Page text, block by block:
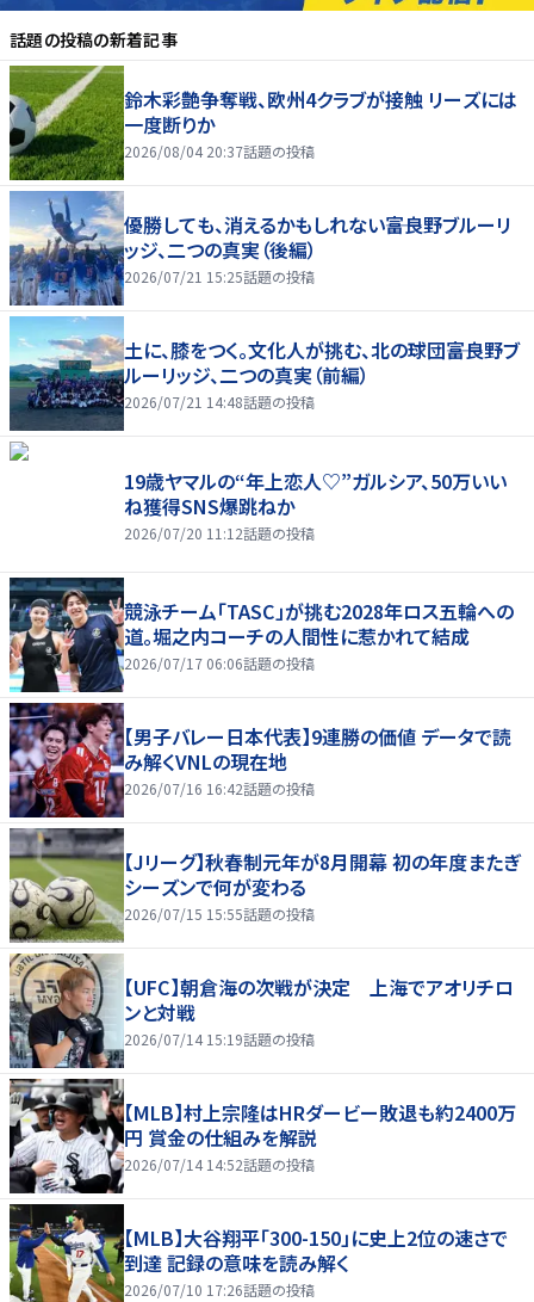
話題の投稿の新着記事
鈴木彩艶争奪戦、欧州4クラブが接触 リーズには
一度断りか
2026/08/04 20:37話題の投稿
優勝しても、消えるかもしれない――富良野ブルーリ
ッジ、二つの真実（後編）
2026/07/21 15:25話題の投稿
土に、膝をつく。文化人が挑む、北の球団――富良野ブ
ルーリッジ、二つの真実（前編）
2026/07/21 14:48話題の投稿
19歳ヤマルの“年上恋人♡”ガルシア、50万いい
ね獲得SNS爆跳ねか
2026/07/20 11:12話題の投稿
競泳チーム「TASC」が挑む2028年ロス五輪への
道。堀之内コーチの人間性に惹かれて結成
2026/07/17 06:06話題の投稿
【男子バレー日本代表】9連勝の価値 データで読
み解くVNLの現在地
2026/07/16 16:42話題の投稿
【Jリーグ】秋春制元年が8月開幕 初の年度またぎ
シーズンで何が変わる
2026/07/15 15:55話題の投稿
【UFC】朝倉海の次戦が決定 上海でアオリチロ
ンと対戦
2026/07/14 15:19話題の投稿
【MLB】村上宗隆はHRダービー敗退も約2400万
円 賞金の仕組みを解説
2026/07/14 14:52話題の投稿
【MLB】大谷翔平「300-150」に史上2位の速さで
到達 記録の意味を読み解く
2026/07/10 17:26話題の投稿